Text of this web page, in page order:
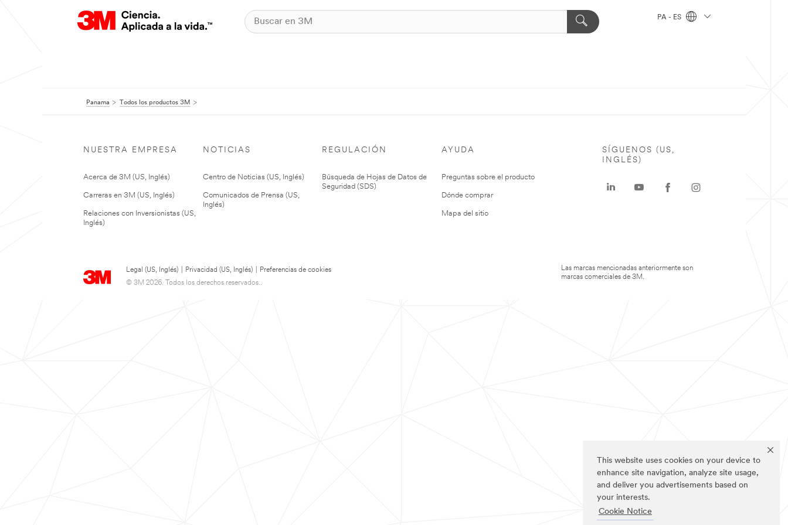
This website uses cookies on your device to
enhance site navigation, analyze site usage,
and deliver you advertisements based on
your interests.
Cookie Notice
PA - ES
Panama Todos los productos 3M
NUESTRA EMPRESA
Acerca de 3M (US, Inglés)
Carreras en 3M (US, Inglés)
Relaciones con Inversionistas (US,
Inglés)
NOTICIAS
Centro de Noticias (US, Inglés)
Comunicados de Prensa (US,
Inglés)
REGULACIÓN
Búsqueda de Hojas de Datos de
Seguridad (SDS)
AYUDA
Preguntas sobre el producto
Dónde comprar
Mapa del sitio
Legal (US, Inglés) Privacidad (US, Inglés)
Preferencias de cookies
© 3M 2026. Todos los derechos reservados..
SÍGUENOS (US,
INGLÉS)
Las marcas mencionadas anteriormente son
marcas comerciales de 3M.